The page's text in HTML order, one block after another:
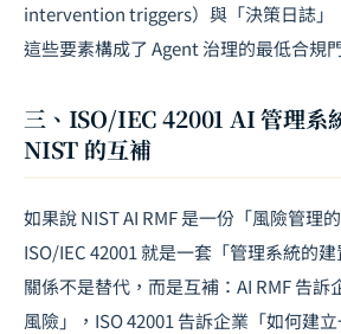
intervention triggers）與「決策日誌」
這些要素構成了 Agent 治理的最低合規
三、ISO/IEC 42001 AI 管理
NIST 的互補
如果說 NIST AI RMF 是一份「風險管理
ISO/IEC 42001 就是一套「管理系統的
關係不是替代，而是互補：AI RMF 告訴
風險」，ISO 42001 告訴企業「如何建